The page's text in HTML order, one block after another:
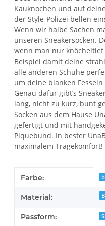
Kauknochen und auf
der Style-Polizei bellen
Wenn wir halbe Sachen
unseren Sneakersocken.
wenn man nur knöcheltief
Beispiel damit deine
alle anderen Schuhe
um deine blanken
Genau dafür gibt’s
lang, nicht zu kurz, bunt
Socken aus dem Hause
gefertigt und mit
Piquebund. In bester
maximalem Tragekomfort!
Produkteigenschaft
Wert
Farbe:
Material:
Passform: